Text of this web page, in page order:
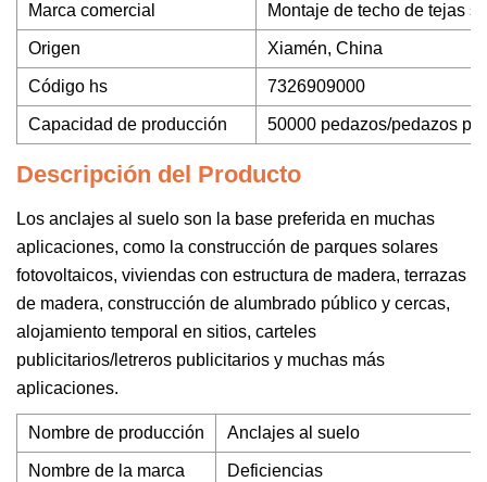
Marca comercial Montaje de techo de tejas
Origen Xiamén, China
Código hs 7326909000
Capacidad de producción 50000 pedazos/pedazos
Descripción del Producto
Los anclajes al suelo son la base preferida en muchas
aplicaciones, como la construcción de parques solares
fotovoltaicos, viviendas con estructura de madera, terrazas
de madera, construcción de alumbrado público y cercas,
alojamiento temporal en sitios, carteles
publicitarios/letreros publicitarios y muchas más
aplicaciones.
Nombre de producción Anclajes al suelo
Nombre de la marca Deficiencias